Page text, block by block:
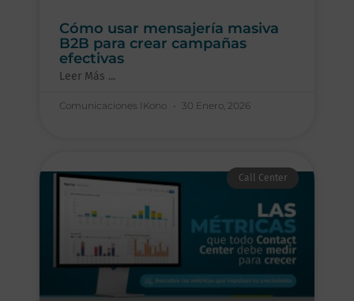
Cómo usar mensajería masiva
B2B para crear campañas
efectivas
Leer Más ...
Comunicaciones IKono 30 Enero, 2026
Call Center